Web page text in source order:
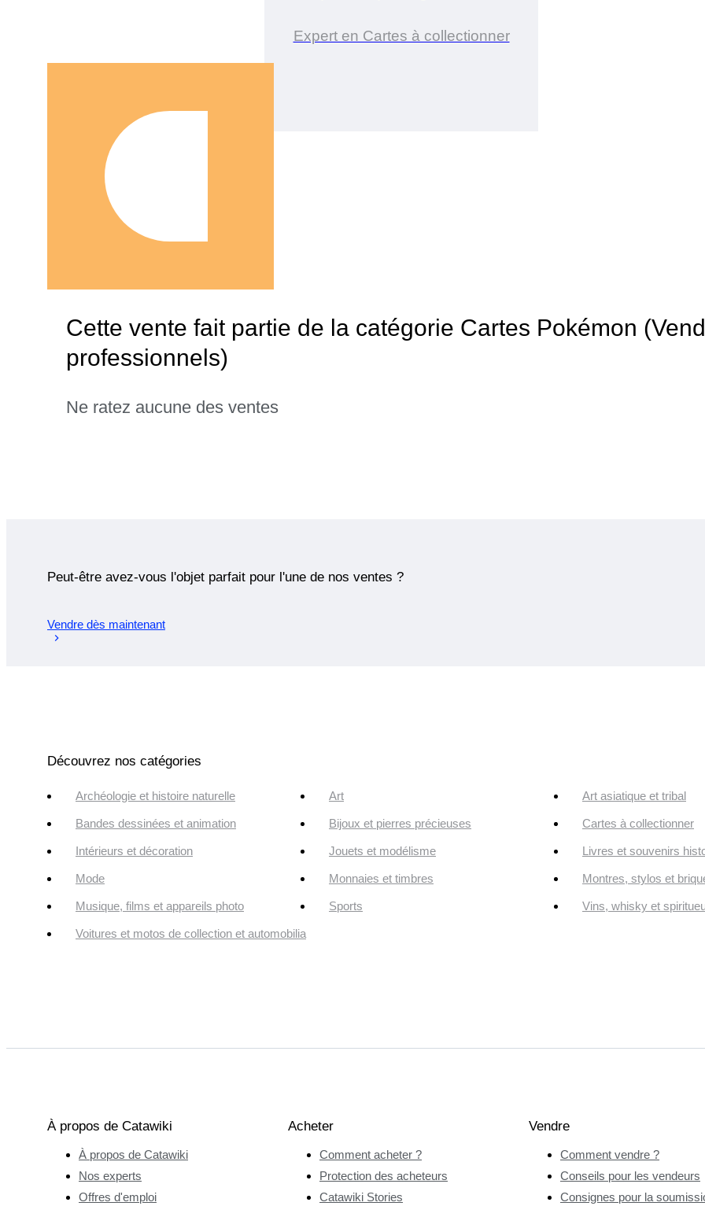
Expert en Cartes à collectionner
Cette vente fait partie de la catégorie Cartes Pokémon
professionnels)
Ne ratez aucune des ventes
Peut-être avez-vous l'objet parfait pour l'une de nos ventes ?
Vendre dès maintenant
Découvrez nos catégories
Archéologie et histoire naturelle Art Art asiatique et tribal
Bandes dessinées et animation Bijoux et pierres précieuses Cartes à collectionner
Intérieurs et décoration Jouets et modélisme Livres et souvenirs
Mode Monnaies et timbres Montres, stylos et
Musique, films et appareils photo Sports Vins, whisky et
Voitures et motos de collection et automobilia
À propos de Catawiki
À propos de Catawiki
Nos experts
Offres d'emploi
Acheter
Comment acheter ?
Protection des acheteurs
Catawiki Stories
Vendre
Comment vendre ?
Conseils pour les vendeurs
Consignes pour la